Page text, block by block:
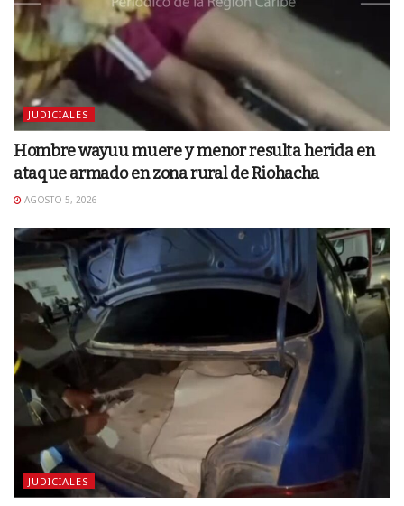
JUDICIALES
Hombre wayuu muere y menor resulta herida en
ataque armado en zona rural de Riohacha
AGOSTO 5, 2026
JUDICIALES